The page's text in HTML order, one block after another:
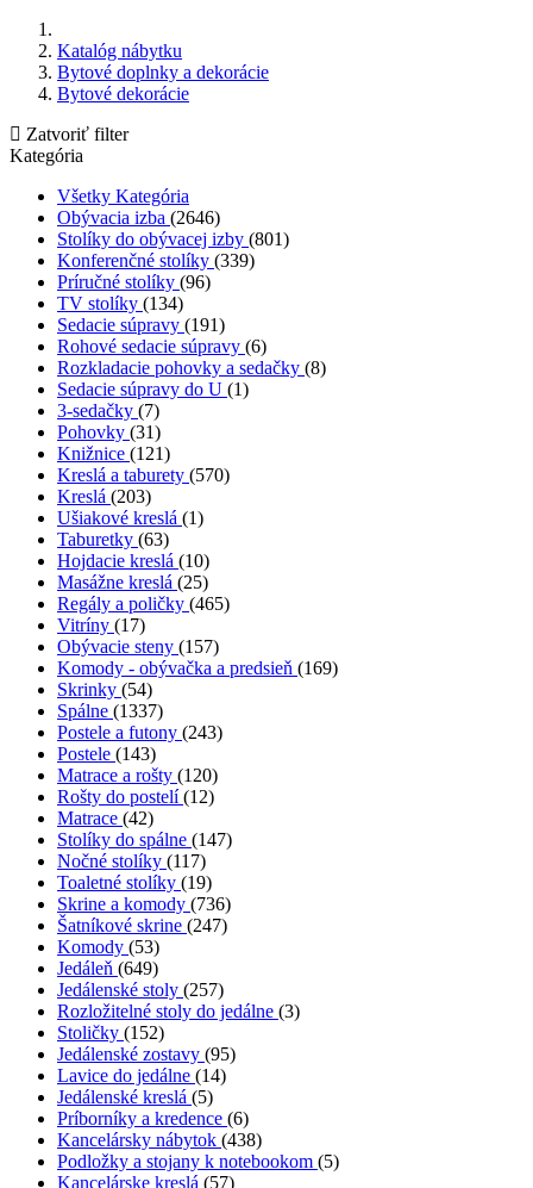
Katalóg nábytku
Bytové doplnky a dekorácie
Bytové dekorácie
Zatvoriť filter
Kategória
Všetky Kategória
Obývacia izba (2646)
Stolíky do obývacej izby (801)
Konferenčné stolíky (339)
Príručné stolíky (96)
TV stolíky (134)
Sedacie súpravy (191)
Rohové sedacie súpravy (6)
Rozkladacie pohovky a sedačky (8)
Sedacie súpravy do U (1)
3-sedačky (7)
Pohovky (31)
Knižnice (121)
Kreslá a taburety (570)
Kreslá (203)
Ušiakové kreslá (1)
Taburetky (63)
Hojdacie kreslá (10)
Masážne kreslá (25)
Regály a poličky (465)
Vitríny (17)
Obývacie steny (157)
Komody - obývačka a predsieň (169)
Skrinky (54)
Spálne (1337)
Postele a futony (243)
Postele (143)
Matrace a rošty (120)
Rošty do postelí(12)
Matrace (42)
Stolíky do spálne (147)
Nočné stolíky (117)
Toaletné stolíky (19)
Skrine a komody (736)
Šatníkové skrine (247)
Komody (53)
Jedáleň (649)
Jedálenské stoly (257)
Rozložitelné stoly do jedálne (3)
Stoličky (152)
Jedálenské zostavy (95)
Lavice do jedálne (14)
Jedálenské kreslá (5)
Príborníky a kredence (6)
Kancelársky nábytok (438)
Podložky a stojany k notebookom (5)
Kancelárske kreslá (57)